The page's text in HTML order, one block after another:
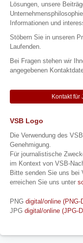
Lösungen, unsere
Informationen und
Stöbern Sie in unseren
Laufenden.
Bei Fragen stehen wir
angegebenen
Kontakt für
VSB Logo
Die Verwendung des
Genehmigung.
Für journalistische
im Kontext von VSB-
Bitte senden Sie uns bei
erreichen Sie uns unter
PNG digital/online
JPG digital/online (JPG-